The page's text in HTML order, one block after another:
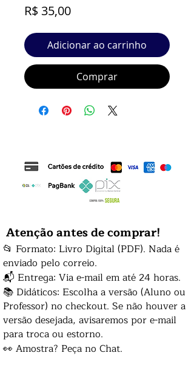
R$ 35,00Preço
Adicionar ao carrinho
Comprar
Atenção antes de comprar!
📂 Formato: Livro Digital (PDF). Nada é
enviado pelo correio.
📬 Entrega: Via e-mail em até 24 horas.
📚 Didáticos: Escolha a versão (Aluno ou
Professor) no checkout. Se não houver a
versão desejada, avisaremos por e-mail
para troca ou estorno.
👀 Amostra? Peça no Chat.